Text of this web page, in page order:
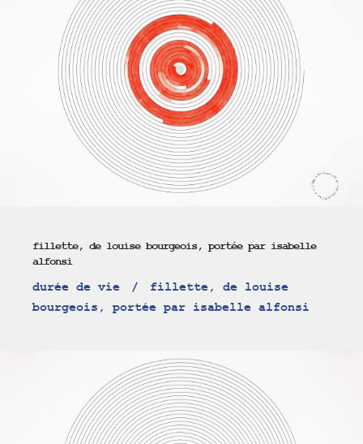
fillette, de louise bourgeois, portée par isabelle
alfonsi
durée de vie
fillette, de louise
bourgeois, portée par isabelle alfonsi